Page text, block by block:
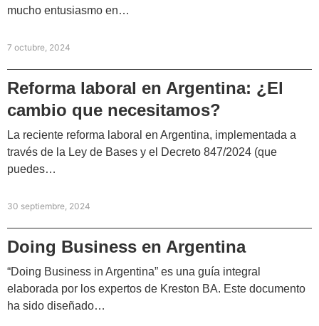
mucho entusiasmo en…
7 octubre, 2024
Reforma laboral en Argentina: ¿El
cambio que necesitamos?
La reciente reforma laboral en Argentina, implementada a
través de la Ley de Bases y el Decreto 847/2024 (que
puedes…
30 septiembre, 2024
Doing Business en Argentina
“Doing Business in Argentina” es una guía integral
elaborada por los expertos de Kreston BA. Este documento
ha sido diseñado…